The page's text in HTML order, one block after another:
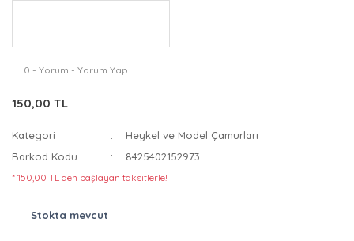
0 - Yorum - Yorum Yap
150,00 TL
Kategori
Heykel ve Model Çamurları
Barkod Kodu
8425402152973
* 150,00 TL den başlayan taksitlerle!
Stokta mevcut